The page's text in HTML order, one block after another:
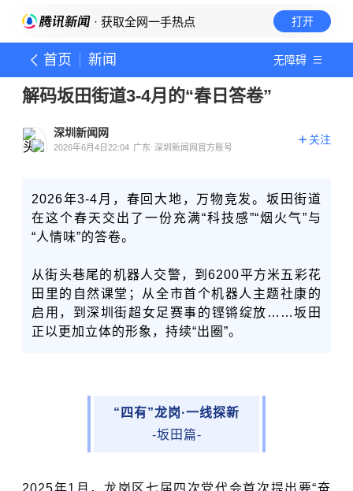
· 获取全网一手热点 打开
首页 新闻 无障碍
解码坂田街道3-4月的“春日答卷”
深圳新闻网
2026年6月4日22:04 广东 深圳新闻网官方账号
关注
2026年3-4月，春回大地，万物竞发。坂田街道
在这个春天交出了一份充满“科技感”“烟火气”与
“人情味”的答卷。
从街头巷尾的机器人交警，到6200平方米五彩花
田里的自然课堂；从全市首个机器人主题社康的
启用，到深圳街超女足赛事的铿锵绽放……坂田
正以更加立体的形象，持续“出圈”。
“四有”龙岗·一线探新
-坂田篇-
2025年1月，龙岗区七届四次党代会首次提出要“奋